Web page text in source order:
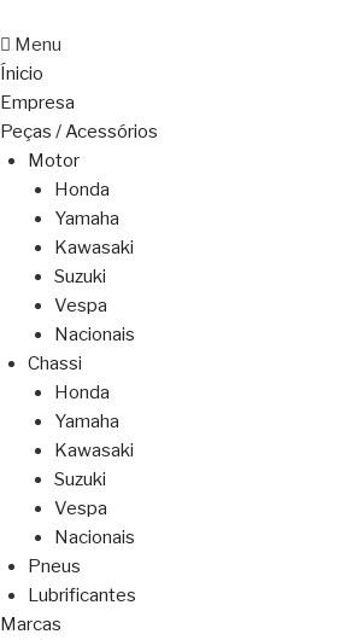
Menu
Ínicio
Empresa
Peças / Acessórios
Motor
Honda
Yamaha
Kawasaki
Suzuki
Vespa
Nacionais
Chassi
Honda
Yamaha
Kawasaki
Suzuki
Vespa
Nacionais
Pneus
Lubrificantes
Marcas